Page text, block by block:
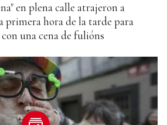
en plena calle atrajeron a
primera hora de la tarde para
una cena de fulións